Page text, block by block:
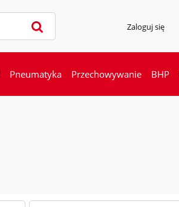
Zaloguj się
Pneumatyka Przechowywanie BHP